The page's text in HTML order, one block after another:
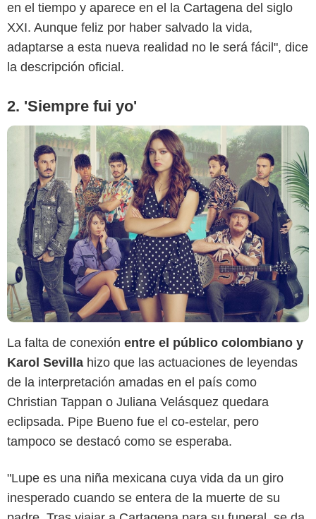
en el tiempo y aparece en el la Cartagena del siglo
XXI. Aunque feliz por haber salvado la vida,
adaptarse a esta nueva realidad no le será fácil", dice
la descripción oficial.
2. 'Siempre fui yo'
La falta de conexión entre el público colombiano y
Karol Sevilla hizo que las actuaciones de leyendas
de la interpretación amadas en el país como
Christian Tappan o Juliana Velásquez quedara
eclipsada. Pipe Bueno fue el co-estelar, pero
tampoco se destacó como se esperaba.
"Lupe es una niña mexicana cuya vida da un giro
inesperado cuando se entera de la muerte de su